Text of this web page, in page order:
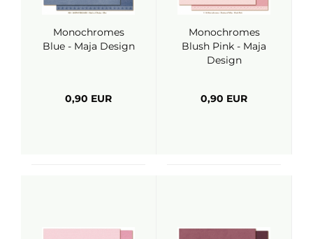
Monochromes
Blue - Maja Design
0,90 EUR
Monochromes
Blush Pink - Maja
Design
0,90 EUR